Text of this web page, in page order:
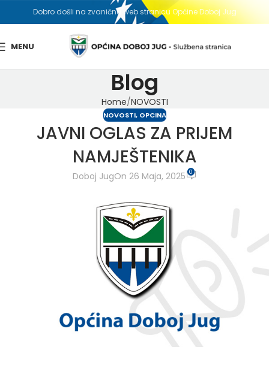
Dobro došli na zvaničnu web stranicu Općine Doboj Jug
MENU
Blog
Home NOVOSTI
NOVOSTI, OPCINA
JAVNI OGLAS ZA PRIJEM
NAMJEŠTENIKA
Doboj JugOn 26 Maja, 2025 0